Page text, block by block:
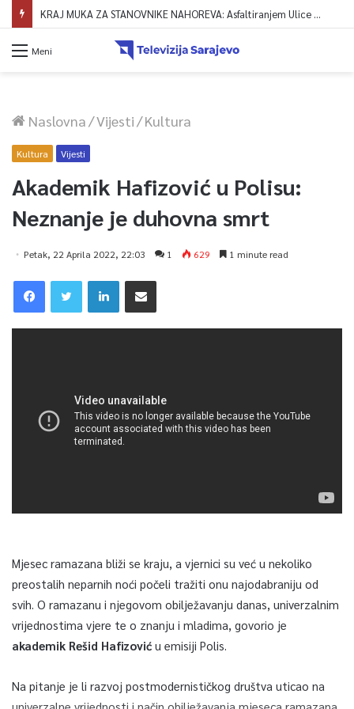
KRAJ MUKA ZA STANOVNIKE NAHOREVA: Asfaltiranjem Ulice Vranica brijeg spajaju se gornji i središnji dio naselja
Meni
Naslovna/Vijesti/Kultura
Kultura Vijesti
Akademik Hafizović u Polisu:
Neznanje je duhovna smrt
Petak, 22 Aprila 2022, 22:03 1 629 1 minute read
Mjesec ramazana bliži se kraju, a vjernici su već u nekoliko
preostalih neparnih noći počeli tražiti onu najodabraniju od
svih. O ramazanu i njegovom obilježavanju danas, univerzalnim
vrijednostima vjere te o znanju i mladima, govorio je
akademik Rešid Hafizović u emisiji Polis.
Na pitanje je li razvoj postmodernističkog društva uticao na